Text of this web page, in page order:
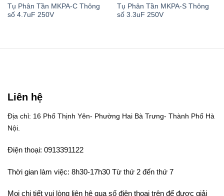
wishlist
Tụ Phân Tần MKPA-C Thông
số 4.7uF 250V
wishlist
Tụ Phân Tần MKPA-S Thông
số 3.3uF 250V
Liên hệ
Địa chỉ: 16 Phố Thịnh Yên- Phường Hai Bà Trưng- Thành Phố Hà
Nội.
Điện thoại: 0913391122
Thời gian làm việc: 8h30-17h30 Từ thứ 2 đến thứ 7
Mọi chi tiết vui lòng liên hệ qua số điện thoại trên để được giải